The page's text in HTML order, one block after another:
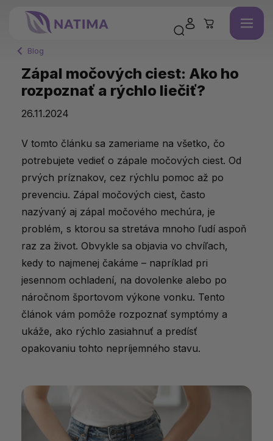
Blog
Zápal močových ciest: Ako ho
rozpoznať a rýchlo liečiť?
26.11.2024
V tomto článku sa zameriame na všetko, čo
potrebujete vedieť o zápale močových ciest. Od
prvých príznakov, cez rýchlu pomoc až po
prevenciu. Zápal močových ciest, často
nazývaný aj zápal močového mechúra, je
problém, s ktorou sa stretáva mnoho ľudí aspoň
raz za život. Obvykle sa objavia vo chvíľach,
kedy to najmenej čakáme – napríklad pri
jesennom ochladení, na dovolenke alebo po
náročnom športovom výkone vonku. Tento
článok vám pomôže rozpoznať symptómy a
ukáže, ako rýchlo zasiahnuť a predísť
opakovaniu tohto nepríjemného stavu.